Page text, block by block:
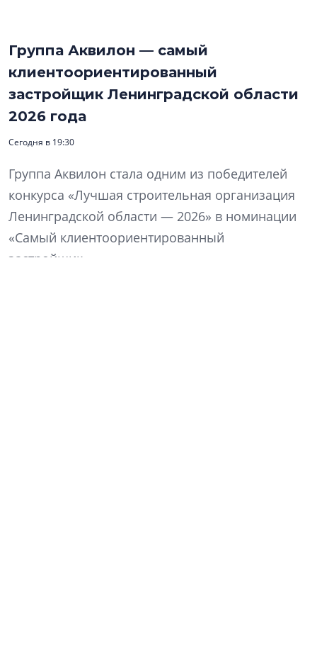
Группа Аквилон — самый
клиентоориентированный
застройщик Ленинградской области
2026 года
Сегодня в 19:30
Группа Аквилон стала одним из победителей
конкурса «Лучшая строительная организация
Ленинградской области — 2026» в номинации
«Самый клиентоориентированный
застройщик».